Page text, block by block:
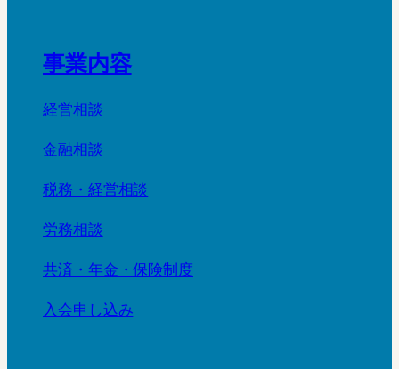
事業内容
経営相談
金融相談
税務・経営相談
労務相談
共済・年金・保険制度
入会申し込み